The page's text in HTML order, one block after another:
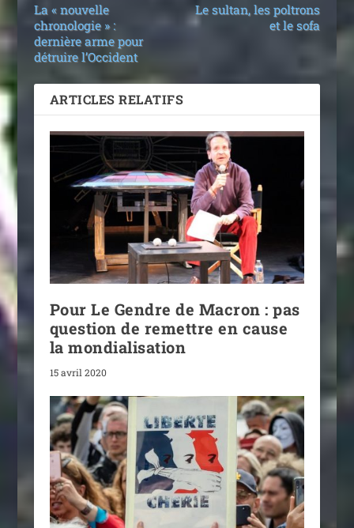
La « nouvelle
chronologie » :
dernière arme pour
détruire l’Occident
Le sultan, les poltrons
et le sofa
ARTICLES RELATIFS
Pour Le Gendre de Macron : pas
question de remettre en cause
la mondialisation
15 avril 2020